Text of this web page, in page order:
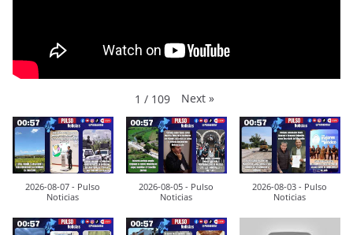
1 / 109 Next »
2026-08-07 - Pulso
Noticias
2026-08-05 - Pulso
Noticias
2026-08-03 - Pulso
Noticias